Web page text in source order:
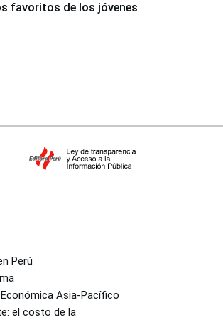
favoritos de los jóvenes
Perú
Asia-Pacífico
el costo de la